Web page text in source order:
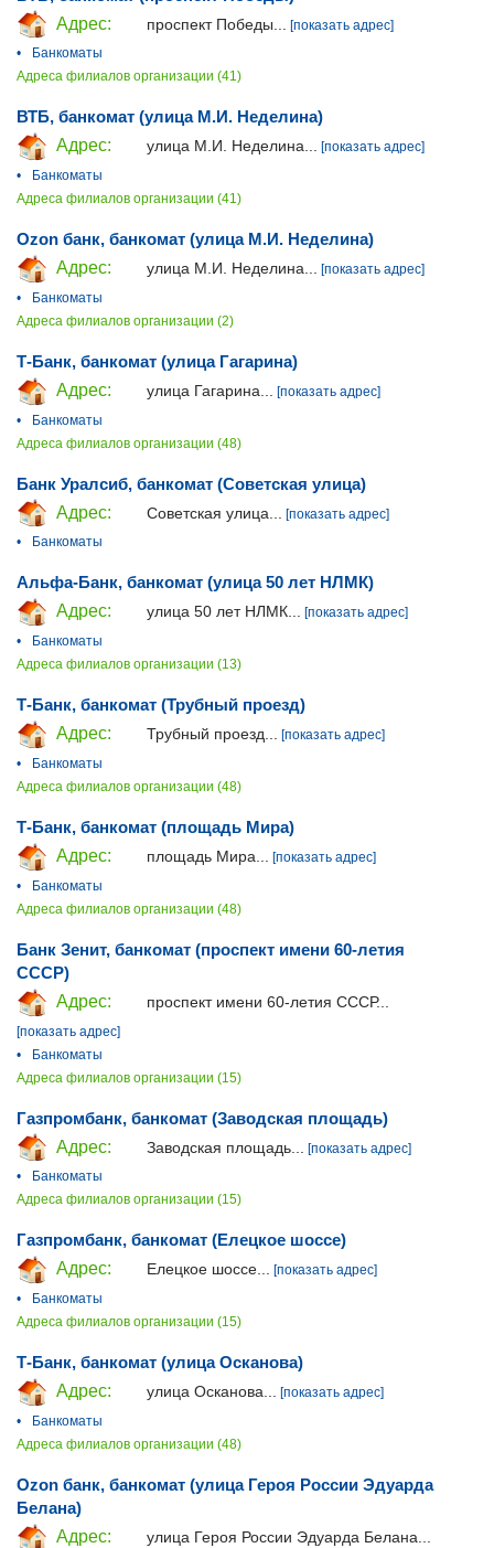
Адрес:
проспект Победы...
[показать адрес]
•
Банкоматы
Адреса филиалов организации (41)
ВТБ, банкомат (улица М.И. Неделина)
Адрес:
улица М.И. Неделина... [показать адрес]
•
Банкоматы
Адреса филиалов организации (41)
Ozon банк, банкомат (улица М.И. Неделина)
Адрес:
улица М.И. Неделина...
[показать адрес]
•
Банкоматы
Адреса филиалов организации (2)
Т-Банк, банкомат (улица Гагарина)
Адрес:
улица Гагарина...
[показать адрес]
•
Банкоматы
Адреса филиалов организации (48)
Банк Уралсиб, банкомат (Советская улица)
Адрес:
Советская улица...
[показать адрес]
•
Банкоматы
Альфа-Банк, банкомат (улица 50 лет НЛМК)
Адрес:
улица 50 лет НЛМК... [показать адрес]
•
Банкоматы
Адреса филиалов организации (13)
Т-Банк, банкомат (Трубный проезд)
Адрес:
Трубный проезд... [показать адрес]
•
Банкоматы
Адреса филиалов организации (48)
Т-Банк, банкомат (площадь Мира)
Адрес:
площадь Мира...
[показать адрес]
•
Банкоматы
Адреса филиалов организации (48)
Банк Зенит, банкомат (проспект имени 60-летия
СССР)
Адрес:
проспект имени 60-летия СССР...
[показать адрес]
•
Банкоматы
Адреса филиалов организации (15)
Газпромбанк, банкомат (Заводская площадь)
Адрес:
Заводская площадь...
[показать адрес]
•
Банкоматы
Адреса филиалов организации (15)
Газпромбанк, банкомат (Елецкое шоссе)
Адрес:
Елецкое шоссе... [показать адрес]
•
Банкоматы
Адреса филиалов организации (15)
Т-Банк, банкомат (улица Осканова)
Адрес:
улица Осканова...
[показать адрес]
•
Банкоматы
Адреса филиалов организации (48)
Ozon банк, банкомат (улица Героя России Эдуарда
Белана)
Адрес:
улица Героя России Эдуарда Белана...